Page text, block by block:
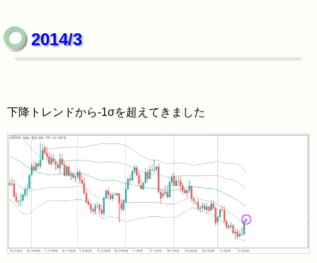
2014/3
下降トレンドから-1σを超えてきました